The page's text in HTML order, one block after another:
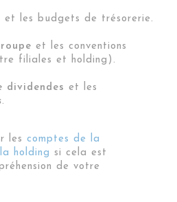
et les budgets de trésorerie.
et les conventions
filiales et holding).
dividendes et les
.
les comptes de la
holding si cela est
de votre